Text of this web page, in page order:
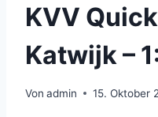
KVV
Katwijk –
Von admin 15. Oktober